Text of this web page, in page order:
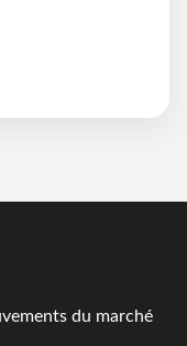
du marché